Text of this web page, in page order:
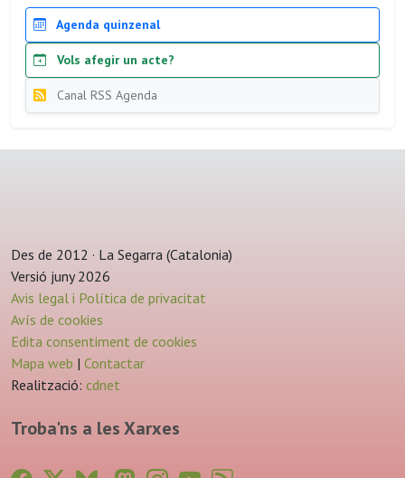
Agenda quinzenal
Vols afegir un acte?
Canal RSS Agenda
Des de 2012 · La Segarra (Catalonia)
Versió juny 2026
Avis legal i Política de privacitat
Avís de cookies
Edita consentiment de cookies
Mapa web | Contactar
Realització: cdnet
Troba'ns a les Xarxes